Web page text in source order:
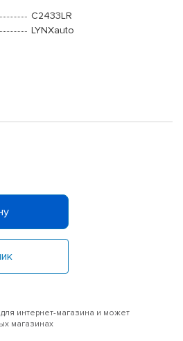
C2433LR
LYNXauto
интернет-магазина и может
магазинах